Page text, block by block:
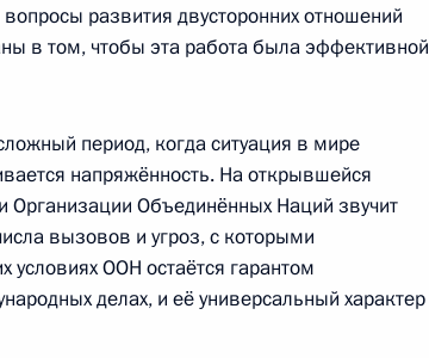
энергетическая
физической культуры
«Россия-2018»
21
развития двусторонних отношений
в том, чтобы эта работа была эффективной
период, когда ситуация в мире
напряжённость. На открывшейся
Организации Объединённых Наций звучит
вызовов и угроз, с которыми
условиях ООН остаётся гарантом
делах, и её универсальный характер